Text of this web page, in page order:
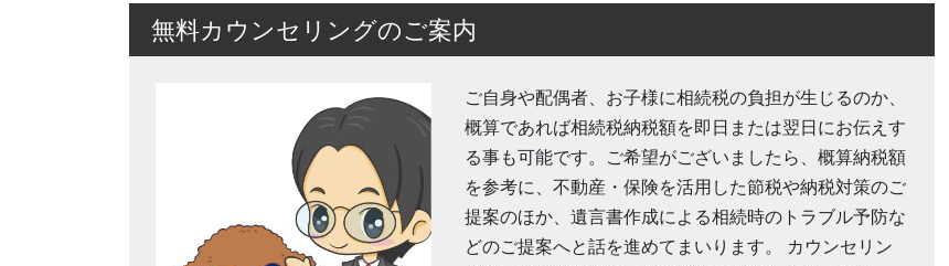
無料カウンセリングのご案内
ご自身や配偶者、お子様に相続税の負担が生じるのか、
概算であれば相続税納税額を即日または翌日にお伝えす
る事も可能です。ご希望がございましたら、概算納税額
を参考に、不動産・保険を活用した節税や納税対策のご
提案のほか、遺言書作成による相続時のトラブル予防な
どのご提案へと話を進めてまいります。 カウンセリン